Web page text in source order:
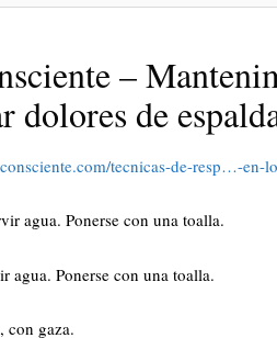
–
dolores de
tecnicas-de-resp…-en-
agua. Ponerse con una toalla.
agua. Ponerse con una toalla.
con gaza.